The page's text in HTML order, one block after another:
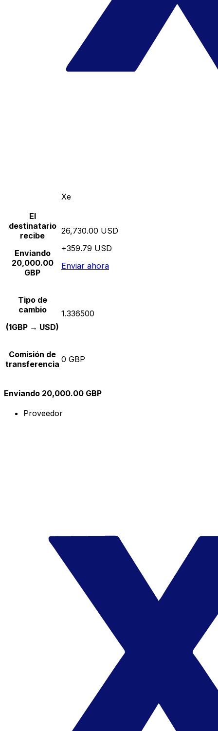
Xe
El
destinatario
recibe
Enviando
20,000.00
GBP
26,730.00 USD
+359.79 USD
Enviar ahora
Tipo de
cambio
(1GBP → USD)
1.336500
Comisión de
transferencia 0 GBP
Enviando 20,000.00 GBP
Proveedor